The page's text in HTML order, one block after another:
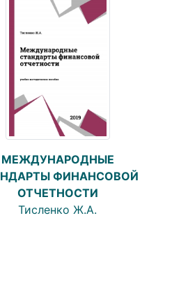
МЕЖДУНАРОДНЫЕ
ФИНАНСОВОЙ
ОТЧЕТНОСТИ
Тисленко Ж.А.